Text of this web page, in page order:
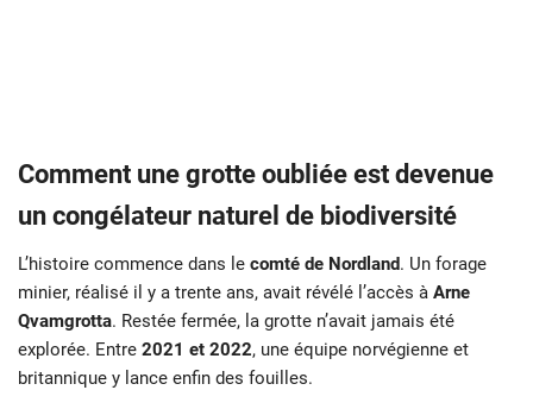
Comment une grotte oubliée est devenue
un congélateur naturel de biodiversité
L’histoire commence dans le comté de Nordland. Un forage
minier, réalisé il y a trente ans, avait révélé l’accès à Arne
Qvamgrotta. Restée fermée, la grotte n’avait jamais été
explorée. Entre 2021 et 2022, une équipe norvégienne et
britannique y lance enfin des fouilles.